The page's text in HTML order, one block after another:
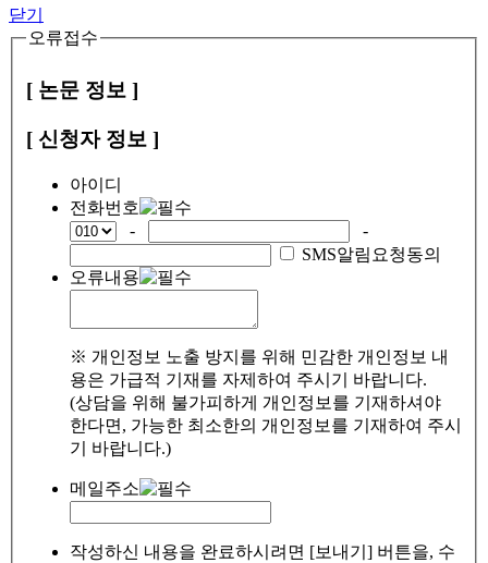
닫기
오류접수
[ 논문 정보 ]
[ 신청자 정보 ]
아이디
전화번호
-
-
SMS알림요청동의
오류내용
※ 개인정보 노출 방지를 위해 민감한 개인정보 내
용은 가급적 기재를 자제하여 주시기 바랍니다.
(상담을 위해 불가피하게 개인정보를 기재하셔야
한다면, 가능한 최소한의 개인정보를 기재하여 주시
기 바랍니다.)
메일주소
작성하신 내용을 완료하시려면 [보내기] 버튼을, 수